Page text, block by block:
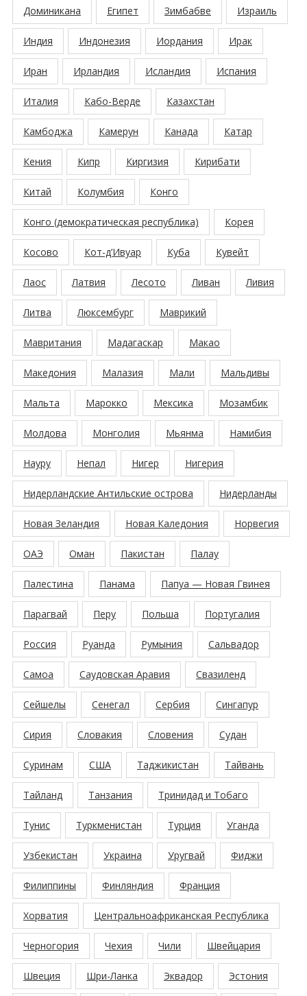
Доминикана Египет Зимбабве Израиль
Индия Индонезия Иордания Ирак
Иран Ирландия Исландия Испания
Италия Кабо-Верде Казахстан
Камбоджа Камерун Канада Катар
Кения Кипр Киргизия Кирибати
Китай Колумбия Конго
Конго (демократическая республика) Корея
Косово Кот-д’Ивуар Куба Кувейт
Лаос Латвия Лесото Ливан Ливия
Литва Люксембург Маврикий
Мавритания Мадагаскар Макао
Македония Малазия Мали Мальдивы
Мальта Марокко Мексика Мозамбик
Молдова Монголия Мьянма Намибия
Науру Непал Нигер Нигерия
Нидерландские Антильские острова Нидерланды
Новая Зеландия Новая Каледония Норвегия
ОАЭ Оман Пакистан Палау
Палестина Панама Папуа — Новая Гвинея
Парагвай Перу Польша Португалия
Россия Руанда Румыния Сальвадор
Самоа Саудовская Аравия Свазиленд
Сейшелы Сенегал Сербия Сингапур
Сирия Словакия Словения Судан
Суринам США Таджикистан Тайвань
Тайланд Танзания Тринидад и Тобаго
Тунис Туркменистан Турция Уганда
Узбекистан Украина Уругвай Фиджи
Филиппины Финляндия Франция
Хорватия Центральноафриканская Республика
Черногория Чехия Чили Швейцария
Швеция Шри-Ланка Эквадор Эстония